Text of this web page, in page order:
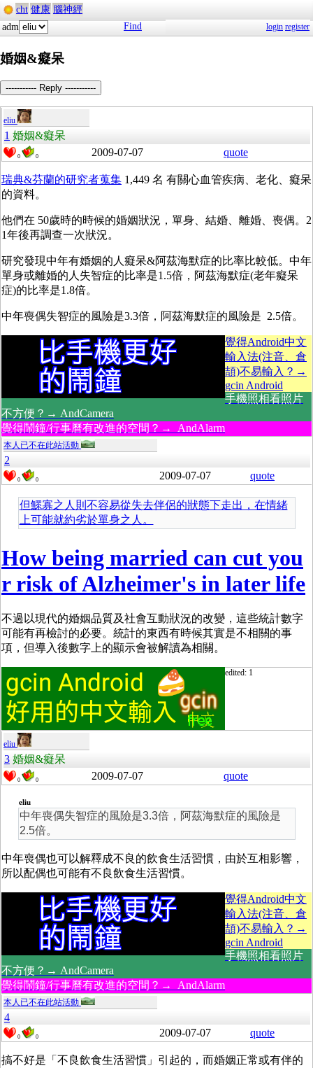
cht 健康 腦神經
adm
Find login register
婚姻&癡呆
----------- Reply -----------
eliu
1 婚姻&癡呆
0 0 2009-07-07 quote
瑞典&芬蘭的研究者蒐集 1,449 名 有關心血管疾病、老化、癡呆
的資料。
他們在 50歲時的時候的婚姻狀況，單身、結婚、離婚、喪偶。2
1年後再調查一次狀況。
研究發現中年有婚姻的人癡呆&阿茲海默症的比率比較低。中年
單身或離婚的人失智症的比率是1.5倍，阿茲海默症(老年癡呆
症)的比率是1.8倍。
中年喪偶失智症的風險是3.3倍，阿茲海默症的風險是 2.5倍。
覺得Android中文
輸入法(注音、倉
頡)不易輸入？→
gcin Android
手機照相看照片
不方便？→ AndCamera
覺得鬧鐘/行事曆有改進的空間？→ AndAlarm
本人已不在此站活動
2
0 0 2009-07-07 quote
但鰥寡之人則不容易從失去伴侶的狀態下走出，在情緒
上可能就約劣於單身之人。
How being married can cut you
r risk of Alzheimer's in later life
不過以現代的婚姻品質及社會互動狀況的改變，這些統計數字
可能有再檢討的必要。統計的東西有時候其實是不相關的事
項，但導入後數字上的顯示會被解讀為相關。
edited: 1
eliu
3 婚姻&癡呆
0 0 2009-07-07 quote
eliu
中年喪偶失智症的風險是3.3倍，阿茲海默症的風險是
2.5倍。
中年喪偶也可以解釋成不良的飲食生活習慣，由於互相影響，
所以配偶也可能有不良飲食生活習慣。
覺得Android中文
輸入法(注音、倉
頡)不易輸入？→
gcin Android
手機照相看照片
不方便？→ AndCamera
覺得鬧鐘/行事曆有改進的空間？→ AndAlarm
本人已不在此站活動
4
0 0 2009-07-07 quote
搞不好是「不良飲食生活習慣」引起的，而婚姻正常或有伴的